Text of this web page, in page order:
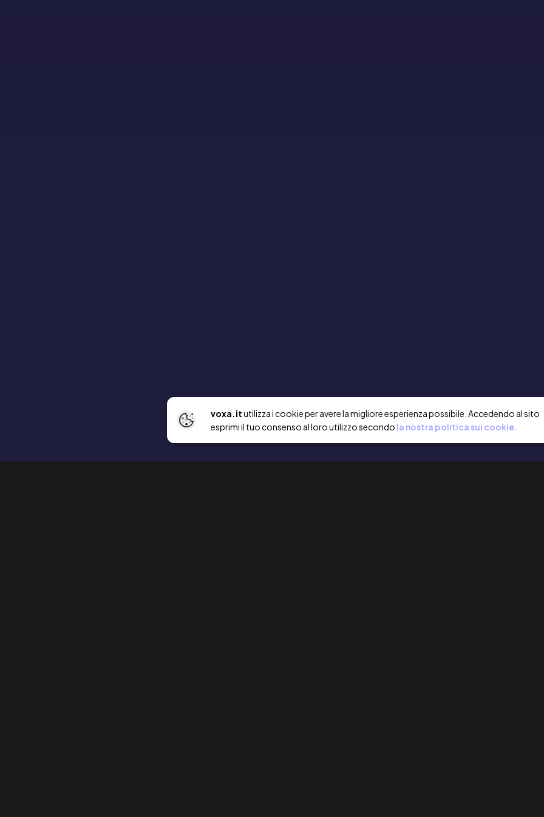
voxa.itutilizza i cookie per avere la migliore esperienza possibile. Accedendo al sito
esprimi il tuo consenso al loro utilizzo secondo la nostra politica sui cookie.